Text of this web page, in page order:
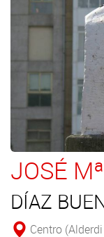
JOSÉ
DÍAZ
Centro